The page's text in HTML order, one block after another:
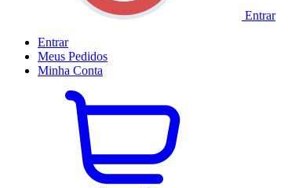
Entrar
Entrar
Meus Pedidos
Minha Conta